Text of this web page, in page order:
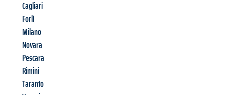
Cagliari
Forlì
Milano
Novara
Pescara
Rimini
Taranto